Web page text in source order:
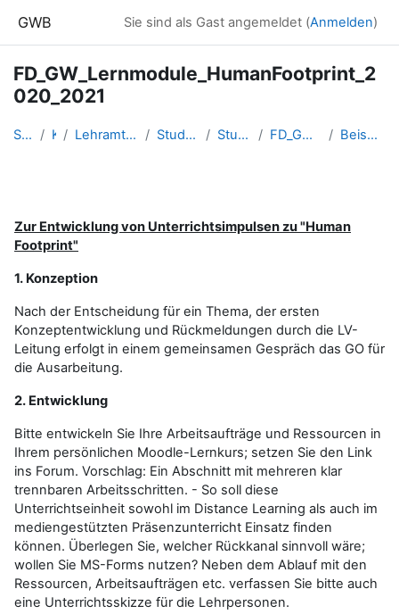
GWB Sie sind als Gast angemeldet (Anmelden)
FD_GW_Lernmodule_HumanFootprint_2
020_2021
Startseite Kurse Lehramtsausbildung GW im Clust... Studentische Lernkurse Studienbeginn 2020 FD_GW_HumanFootprint2021 Beispiel 3 - Urbanisierung
Zur Entwicklung von Unterrichtsimpulsen zu "Human
Footprint"
1. Konzeption
Nach der Entscheidung für ein Thema, der ersten
Konzeptentwicklung und Rückmeldungen durch die LV-
Leitung erfolgt in einem gemeinsamen Gespräch das GO für
die Ausarbeitung.
2. Entwicklung
Bitte entwickeln Sie Ihre Arbeitsaufträge und Ressourcen in
Ihrem persönlichen Moodle-Lernkurs; setzen Sie den Link
ins Forum. Vorschlag: Ein Abschnitt mit mehreren klar
trennbaren Arbeitsschritten. - So soll diese
Unterrichtseinheit sowohl im Distance Learning als auch im
mediengestützten Präsenzunterricht Einsatz finden
können. Überlegen Sie, welcher Rückkanal sinnvoll wäre;
wollen Sie MS-Forms nutzen? Neben dem Ablauf mit den
Ressourcen, Arbeitsaufträgen etc. verfassen Sie bitte auch
eine Unterrichtsskizze für die Lehrpersonen.